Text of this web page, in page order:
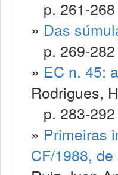
p. 261-268
» Das
p. 269-282
» EC n. 45:
Rodrigues,
p. 283-292
» Primeiras
CF/1988,